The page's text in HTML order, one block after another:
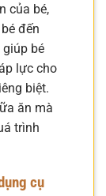
của bé,
đến
bé
lực cho
biệt.
ăn mà
trình
cụ